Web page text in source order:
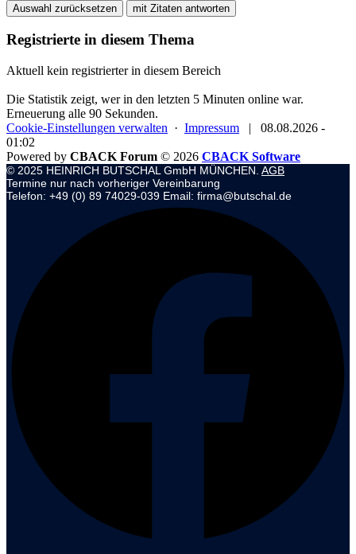
Auswahl zurücksetzen mit Zitaten antworten
Registrierte in diesem Thema
Aktuell kein registrierter in diesem Bereich
Die Statistik zeigt, wer in den letzten 5 Minuten online war.
Erneuerung alle 90 Sekunden.
Cookie-Einstellungen verwalten · Impressum |
08.08.2026 -
01:02
Powered by CBACK Forum © 2026 CBACK Software
© 2025 HEINRICH BUTSCHAL GmbH MÜNCHEN. AGB
Termine nur nach vorheriger Vereinbarung
Telefon: +49 (0) 89 74029-039 Email: firma@butschal.de